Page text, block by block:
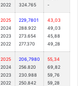
2022
324.765
-
2025
2024
2023
2022
229,7801
288.922
273.654
277.370
43,03
49,03
45,88
49,28
2025
2024
2023
2022
206,7980
256.820
230.988
250.842
55,34
69,82
59,76
59,28